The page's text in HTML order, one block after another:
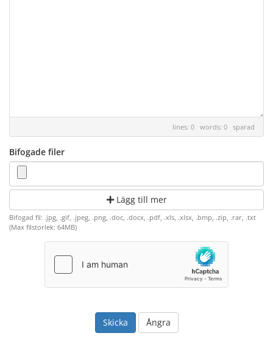
lines: 0 words: 0 sparad
Bifogade filer
Lägg till mer
Bifogad fil: .jpg, .gif, .jpeg, .png, .doc, .docx, .pdf, .xls, .xlsx, .bmp, .zip, .rar, .txt
(Max filstorlek: 64MB)
Ångra